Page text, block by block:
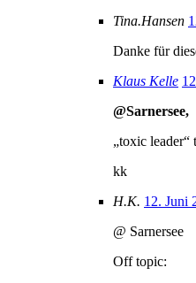
Tina.Hansen
Danke für
Klaus Kelle
@Sarnersee,
„toxic leader“
kk
H.K. 12. Juni
@ Sarnersee
Off topic: